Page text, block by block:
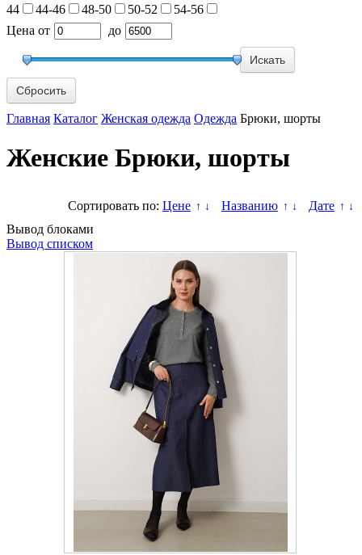
44
44-46 48-50 50-52
54-56
Цена от до
Сбросить
Главная Каталог Женская одежда Одежда Брюки, шорты
Женские Брюки, шорты
Сортировать по: Цене ↑ ↓ Названию ↑ ↓ Дате ↑ ↓
Вывод блоками
Вывод списком